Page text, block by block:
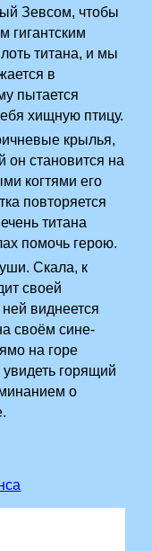
Зевсом, чтобы
гигантским
титана, и мы
в
пытается
хищную птицу.
крылья,
он становится на
когтями его
повторяется
титана
помочь герою.
Скала, к
своей
виднеется
своём сине-
на горе
горящий
о